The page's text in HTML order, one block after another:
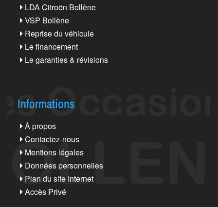
LDA Citroën Bollène
VSP Bollène
Reprise du véhicule
Le financement
Le garanties & révisions
Informations
À propos
Contactez-nous
Mentions légales
Données personnelles
Plan du site Internet
Accès Privé